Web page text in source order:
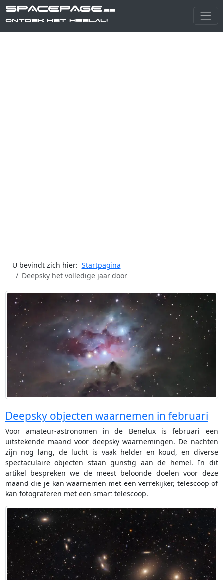
SPACEPAGE.be
Ontdek het heelal!
U bevindt zich hier: Startpagina
Deepsky het volledige jaar door
Deepsky objecten waarnemen in februari
Voor amateur-astronomen in de Benelux is februari een
uitstekende maand voor deepsky waarnemingen. De nachten
zijn nog lang, de lucht is vaak helder en koud, en diverse
spectaculaire objecten staan gunstig aan de hemel. In dit
artikel bespreken we de meest beloonde doelen voor deze
maand die je kan waarnemen met een verrekijker, telescoop of
kan fotograferen met een smart telescoop.